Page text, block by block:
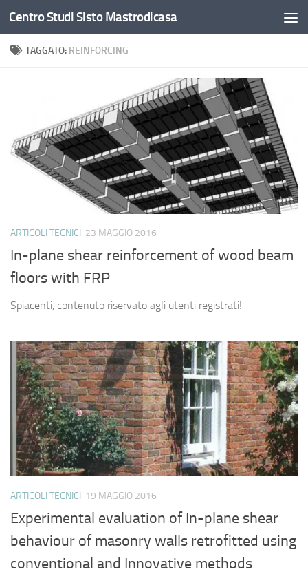
Salta al contenuto
Centro Studi Sisto Mastrodicasa
TAGGATO: REINFORCING
ARTICOLI TECNICI 23 MAGGIO 2016
In-plane shear reinforcement of wood beam
floors with FRP
Spiacenti, contenuto riservato agli utenti registrati!
ARTICOLI TECNICI 19 MAGGIO 2016
Experimental evaluation of In-plane shear
behaviour of masonry walls retrofitted using
conventional and Innovative methods